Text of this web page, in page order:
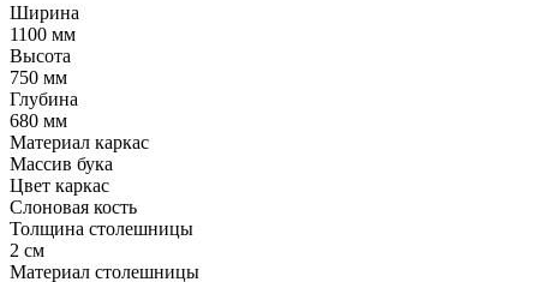
Ширина
1100 мм
Высота
750 мм
Глубина
680 мм
Материал каркас
Массив бука
Цвет каркас
Слоновая кость
Толщина столешницы
2 см
Материал столешницы